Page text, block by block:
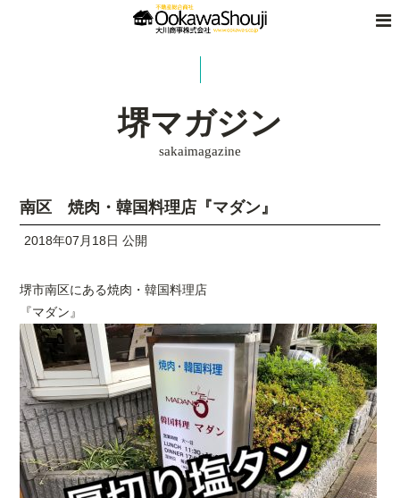
堺マガジン
sakaimagazine
南区 焼肉・韓国料理店『マダン』
2018年07月18日 公開
堺市南区にある焼肉・韓国料理店
『マダン』